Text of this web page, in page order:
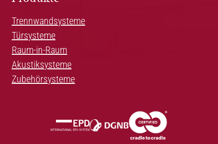
Trennwandsysteme
Türsysteme
Raum-in-Raum
Akustiksysteme
Zubehörsysteme